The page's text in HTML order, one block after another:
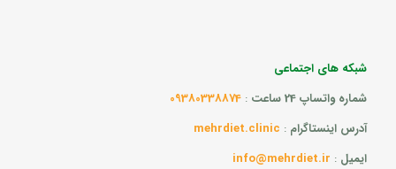
شبکه های اجتماعی
شماره واتساپ 24 ساعت
:
09380338874
آدرس اینستاگرام :
mehrdiet.clinic
ایمیل :
info@mehrdiet.ir